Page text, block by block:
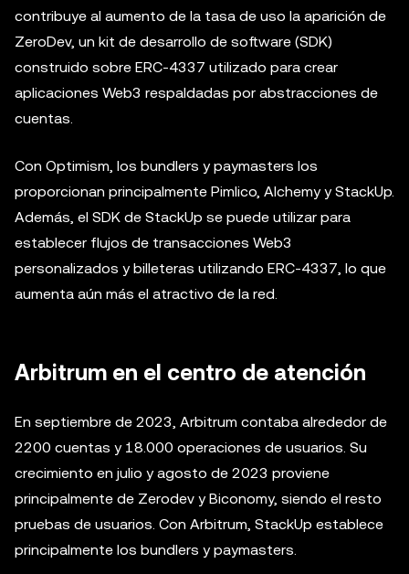
contribuye al aumento de la tasa de uso la aparición de
ZeroDev, un kit de desarrollo de software (SDK)
construido sobre ERC-4337 utilizado para crear
aplicaciones Web3 respaldadas por abstracciones de
cuentas.
Con Optimism, los bundlers y paymasters los
proporcionan principalmente Pimlico, Alchemy y StackUp.
Además, el SDK de StackUp se puede utilizar para
establecer flujos de transacciones Web3
personalizados y billeteras utilizando ERC-4337, lo que
aumenta aún más el atractivo de la red.
Arbitrum en el centro de atención
En septiembre de 2023, Arbitrum contaba alrededor de
2200 cuentas y 18.000 operaciones de usuarios. Su
crecimiento en julio y agosto de 2023 proviene
principalmente de Zerodev y Biconomy, siendo el resto
pruebas de usuarios. Con Arbitrum, StackUp establece
principalmente los bundlers y paymasters.